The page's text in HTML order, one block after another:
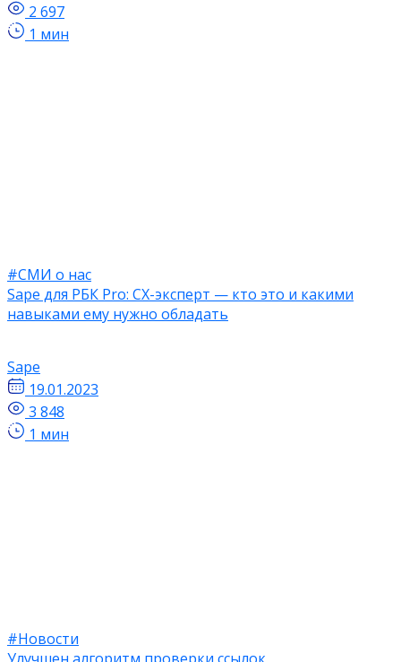
2 697
1 мин
#СМИ о нас
Sape для РБК Pro: CX-эксперт — кто это и какими
навыками ему нужно обладать
Sape
19.01.2023
3 848
1 мин
#Новости